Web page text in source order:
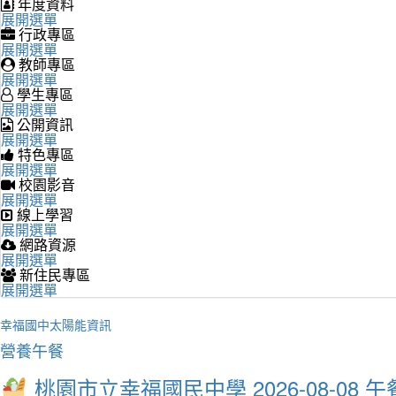
展開選單
行政專區
展開選單
教師專區
展開選單
學生專區
展開選單
公開資訊
展開選單
特色專區
展開選單
校園影音
展開選單
線上學習
展開選單
網路資源
展開選單
新住民專區
展開選單
幸福國中太陽能資訊
營養午餐
桃園市立幸福國民中學 2026-08-08 午